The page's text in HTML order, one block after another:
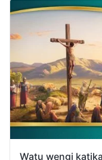
imani” (2
mapenzi ya
kunamaanisha
kuingia katika
tunapaswa
na utakaso
kuletwa katika
Watu wengi